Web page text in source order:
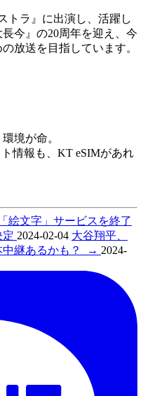
トラ』に出演し、活躍し
今』の20周年を迎え、今
放送を目指しています。
境が命。
情報も、 KT eSIMがあれ
絵文字」サービスを終了
定 2024-02-04 大谷翔平、
継あるかも？
→ 2024-